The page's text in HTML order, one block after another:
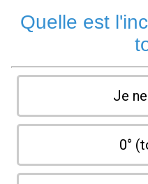
Quelle est
Je
0°